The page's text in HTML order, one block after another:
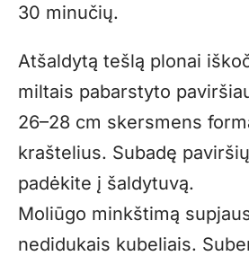
30 minučių.
Atšaldytą tešlą plonai
miltais pabarstyto
26–28 cm skersmens
kraštelius. Subadę
padėkite į šaldytuvą.
Moliūgo minkštimą
nedidukais kubeliais.